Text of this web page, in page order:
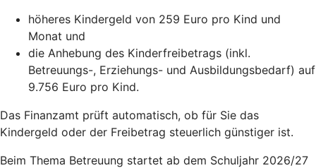
höheres Kindergeld von 259 Euro pro Kind und
Monat und
die Anhebung des Kinderfreibetrags (inkl.
Betreuungs-, Erziehungs- und Ausbildungsbedarf) auf
9.756 Euro pro Kind.
Das Finanzamt prüft automatisch, ob für Sie das
Kindergeld oder der Freibetrag steuerlich günstiger ist.
Beim Thema Betreuung startet ab dem Schuljahr 2026/27